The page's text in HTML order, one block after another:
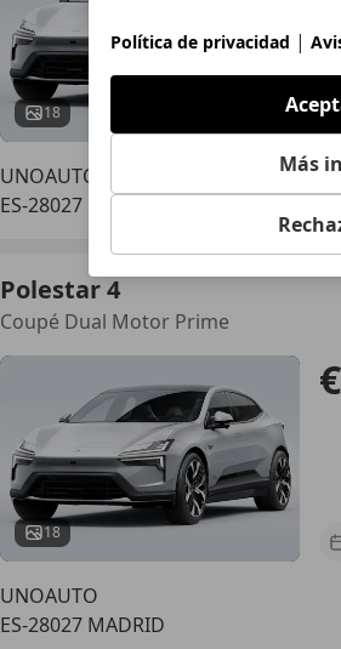
18
UNOAUTO
ES-28027 MADRID
Polestar 4
Coupé Dual Motor Prime
18
UNOAUTO
ES-28027 MADRID
Política de privacidad |
Más